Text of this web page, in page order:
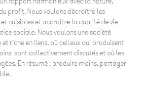
profit. Nous voulons décroître les
nuisibles et accroître la qualité de vie
sociale. Nous voulons une société
riche en liens, où celleux qui produisent
sont collectivement discutés et où les
En résumé : produire moins, partager